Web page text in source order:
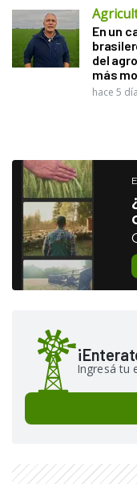
En un
del
más
hace 5
Ingresá tu